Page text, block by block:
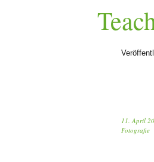
11. April
Fotografie